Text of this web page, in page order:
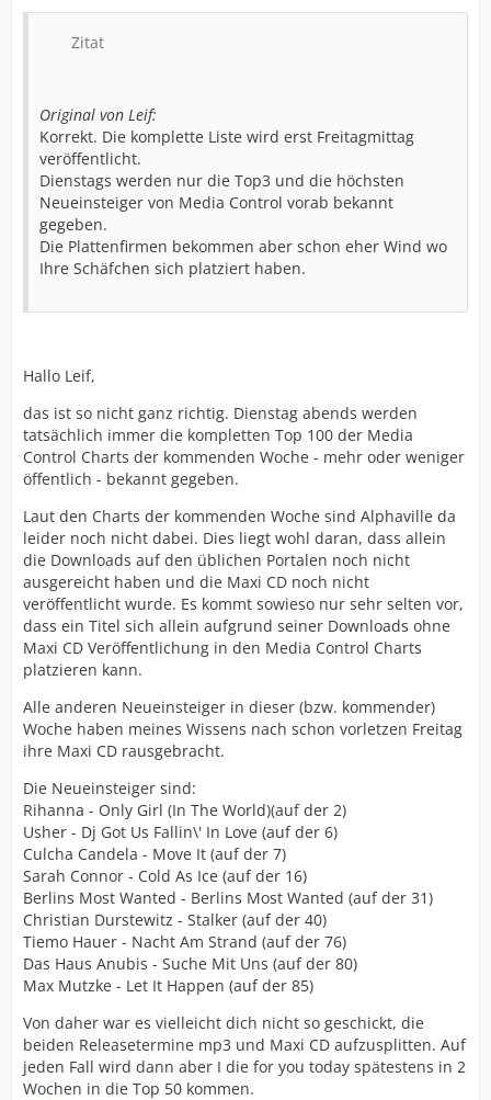
Zitat
Original von Leif:
Korrekt. Die komplette Liste wird erst Freitagmittag
veröffentlicht.
Dienstags werden nur die Top3 und die höchsten
Neueinsteiger von Media Control vorab bekannt
gegeben.
Die Plattenfirmen bekommen aber schon eher Wind wo
Ihre Schäfchen sich platziert haben.
Hallo Leif,
das ist so nicht ganz richtig. Dienstag abends werden
tatsächlich immer die kompletten Top 100 der Media
Control Charts der kommenden Woche - mehr oder weniger
öffentlich - bekannt gegeben.
Laut den Charts der kommenden Woche sind Alphaville da
leider noch nicht dabei. Dies liegt wohl daran, dass allein
die Downloads auf den üblichen Portalen noch nicht
ausgereicht haben und die Maxi CD noch nicht
veröffentlicht wurde. Es kommt sowieso nur sehr selten vor,
dass ein Titel sich allein aufgrund seiner Downloads ohne
Maxi CD Veröffentlichung in den Media Control Charts
platzieren kann.
Alle anderen Neueinsteiger in dieser (bzw. kommender)
Woche haben meines Wissens nach schon vorletzen Freitag
ihre Maxi CD rausgebracht.
Die Neueinsteiger sind:
Rihanna - Only Girl (In The World)(auf der 2)
Usher - Dj Got Us Fallin\' In Love (auf der 6)
Culcha Candela - Move It (auf der 7)
Sarah Connor - Cold As Ice (auf der 16)
Berlins Most Wanted - Berlins Most Wanted (auf der 31)
Christian Durstewitz - Stalker (auf der 40)
Tiemo Hauer - Nacht Am Strand (auf der 76)
Das Haus Anubis - Suche Mit Uns (auf der 80)
Max Mutzke - Let It Happen (auf der 85)
Von daher war es vielleicht dich nicht so geschickt, die
beiden Releasetermine mp3 und Maxi CD aufzusplitten. Auf
jeden Fall wird dann aber I die for you today spätestens in 2
Wochen in die Top 50 kommen.